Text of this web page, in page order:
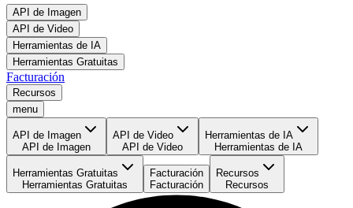
API de Imagen
API de Video
Herramientas de IA
Herramientas Gratuitas
Facturación
Recursos
menu
API de Imagen
API de Imagen
API de Video
API de Video
Herramientas de IA
Herramientas de IA
Herramientas Gratuitas
Herramientas Gratuitas
Facturación
Facturación
Recursos
Recursos